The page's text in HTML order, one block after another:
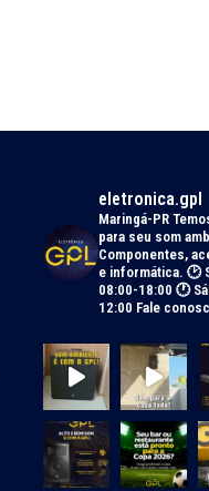
eletronica.gpl
Maringá-PR
para seu som
Componentes,
e informática. 🕑
08:00-18:00 🕐
12:00 Fale